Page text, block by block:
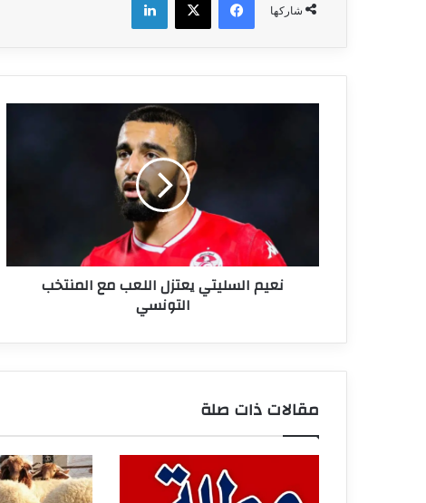
شاركها
نعيم السليتي يعتزل اللعب مع المنتخب
التونسي
مقالات ذات صلة